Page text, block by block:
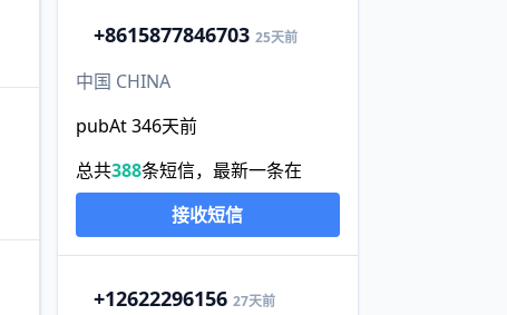
+8615877846703 25天前
中国 CHINA
pubAt 346天前
总共388条短信，最新一条在
接收短信
+12622296156 27天前